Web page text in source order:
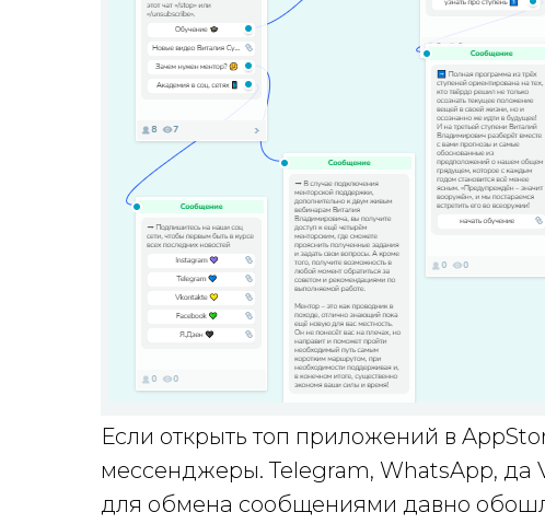
Если открыть топ приложений в
мессенджеры. Telegram, WhatsApp,
для обмена сообщениями давно